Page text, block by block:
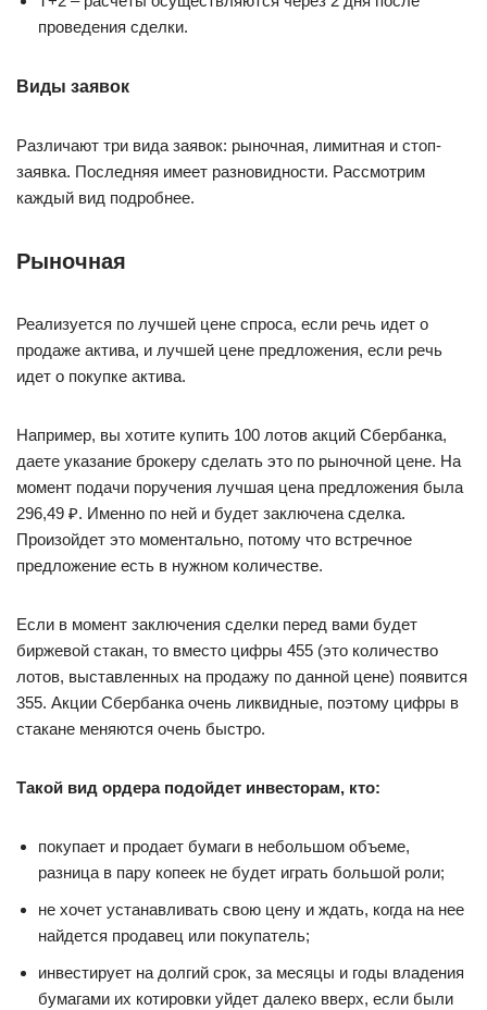
проведения сделки.
Виды заявок
Различают три вида заявок: рыночная, лимитная и стоп-
заявка. Последняя имеет разновидности. Рассмотрим
каждый вид подробнее.
Рыночная
Реализуется по лучшей цене спроса, если речь идет о
продаже актива, и лучшей цене предложения, если речь
идет о покупке актива.
Например, вы хотите купить 100 лотов акций Сбербанка,
даете указание брокеру сделать это по рыночной цене. На
момент подачи поручения лучшая цена предложения была
296,49 ₽. Именно по ней и будет заключена сделка.
Произойдет это моментально, потому что встречное
предложение есть в нужном количестве.
Если в момент заключения сделки перед вами будет
биржевой стакан, то вместо цифры 455 (это количество
лотов, выставленных на продажу по данной цене) появится
355. Акции Сбербанка очень ликвидные, поэтому цифры в
стакане меняются очень быстро.
Такой вид ордера подойдет инвесторам, кто:
покупает и продает бумаги в небольшом объеме,
разница в пару копеек не будет играть большой роли;
не хочет устанавливать свою цену и ждать, когда на нее
найдется продавец или покупатель;
инвестирует на долгий срок, за месяцы и годы владения
бумагами их котировки уйдет далеко вверх, если были